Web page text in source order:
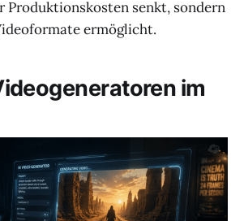
Produktionskosten senkt, sondern
ermöglicht.
im